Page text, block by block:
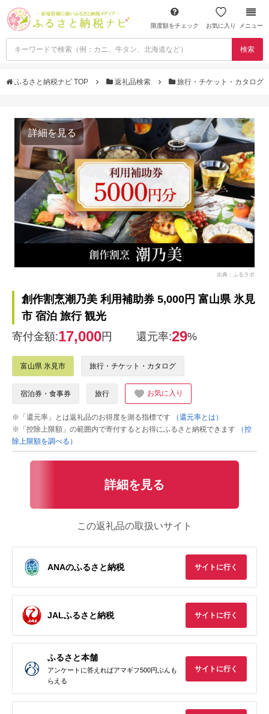
限度額をチェック お気に入り メニュー
検索
ふるさと納税ナビ TOP 返礼品検索 旅行・チケット・カタログ
詳細を見る
出典：ふるラボ
創作割烹潮乃美 利用補助券 5,000円 富山県 氷見
市 宿泊 旅行 観光
寄付金額:17,000円 還元率:29%
富山県 氷見市 旅行・チケット・カタログ
宿泊券・食事券 旅行 お気に入り
※「還元率」とは返礼品のお得度を測る指標です
（還元率とは）
※「控除上限額」の範囲内で寄付するとお得にふるさと納税できます
（控
除上限額を調べる）
詳細を見る
この返礼品の取扱いサイト
ANAのふるさと納税 サイトに行く
JALふるさと納税 サイトに行く
ふるさと本舗
アンケートに答えればアマギフ500円ぶんも
らえる
サイトに行く